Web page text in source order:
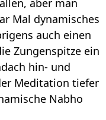
aber man
Mal dynamisches
auch einen
Zungenspitze ein
hin- und
Meditation tiefer
Nabho